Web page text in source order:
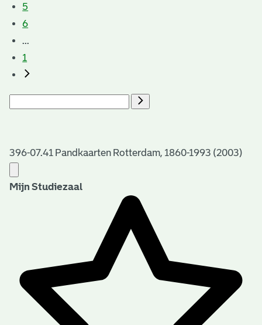
5
6
...
1
396-07.41 Pandkaarten Rotterdam, 1860-1993 (2003)
Mijn Studiezaal